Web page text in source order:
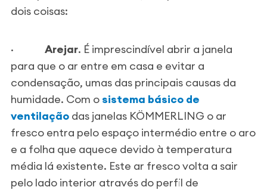
dois coisas:
· Arejar. É imprescindível abrir a janela
para que o ar entre em casa e evitar a
condensação, umas das principais causas da
humidade. Com o sistema básico de
ventilaçãodas janelas KÖMMERLING o ar
fresco entra pelo espaço intermédio entre o aro
e a folha que aquece devido à temperatura
média lá existente. Este ar fresco volta a sair
pelo lado interior através do perfil de